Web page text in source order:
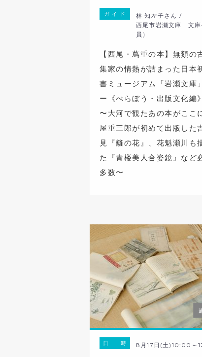
ガ イ ド
林 知左子さん /
西尾市岩瀬文庫 文庫
員）
【西尾・蔦重の本】無類の
集家の情熱が詰まった日本
書ミュージアム「岩瀬文庫
ー《べらぼう・出版文化編》
〜大河で観たあの本がここ
屋重三郎が初めて出版した
見『籬の花』、花魁瀬川も
た『青楼美人合姿鏡』など
多数〜
日 時 8月17日(土)10:00～